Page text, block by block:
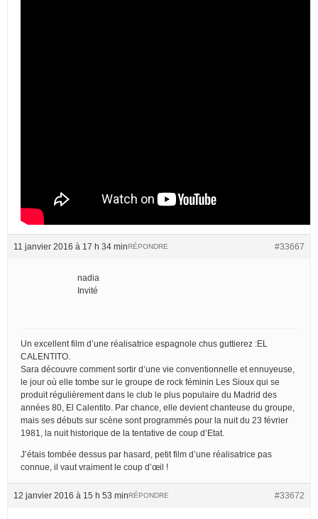
11 janvier 2016 à 17 h 34 min #33667
RÉPONDRE
nadia
Invité
Un excellent film d’une réalisatrice espagnole chus guttierez :EL
CALENTITO.
Sara découvre comment sortir d’une vie conventionnelle et ennuyeuse,
le jour où elle tombe sur le groupe de rock féminin Les Sioux qui se
produit régulièrement dans le club le plus populaire du Madrid des
années 80, El Calentito. Par chance, elle devient chanteuse du groupe,
mais ses débuts sur scène sont programmés pour la nuit du 23 février
1981, la nuit historique de la tentative de coup d’Etat.
J’étais tombée dessus par hasard, petit film d’une réalisatrice pas
connue, il vaut vraiment le coup d’œil !
12 janvier 2016 à 15 h 53 min #33672
RÉPONDRE